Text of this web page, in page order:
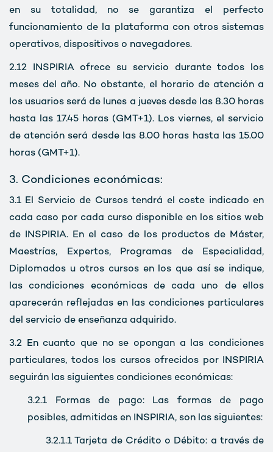
en su totalidad, no se garantiza el perfecto
funcionamiento de la plataforma con otros sistemas
operativos, dispositivos o navegadores.
2.12 INSPIRIA ofrece su servicio durante todos los
meses del año. No obstante, el horario de atención a
los usuarios será de lunes a jueves desde las 8.30 horas
hasta las 17.45 horas (GMT+1). Los viernes, el servicio
de atención será desde las 8.00 horas hasta las 15.00
horas (GMT+1).
3. Condiciones económicas:
3.1 El Servicio de Cursos tendrá el coste indicado en
cada caso por cada curso disponible en los sitios web
de INSPIRIA. En el caso de los productos de Máster,
Maestrías, Expertos, Programas de Especialidad,
Diplomados u otros cursos en los que así se indique,
las condiciones económicas de cada uno de ellos
aparecerán reflejadas en las condiciones particulares
del servicio de enseñanza adquirido.
3.2 En cuanto que no se opongan a las condiciones
particulares, todos los cursos ofrecidos por INSPIRIA
seguirán las siguientes condiciones económicas:
3.2.1 Formas de pago: Las formas de pago
posibles, admitidas en INSPIRIA, son las siguientes:
3.2.1.1 Tarjeta de Crédito o Débito: a través de